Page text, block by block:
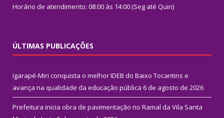
Horário de atendimento: 08:00 às 14:00 (Seg até Quin)
ÚLTIMAS PUBLICAÇÕES
Igarapé-Miri conquista o melhor IDEB do Baixo Tocantins e
avança na qualidade da educação pública 6 de agosto de 2026
Prefeitura inicia obra de pavimentação no Ramal da Vila Santa